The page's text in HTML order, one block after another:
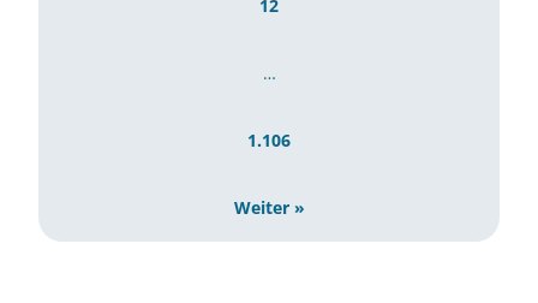
12
…
1.106
Weiter »